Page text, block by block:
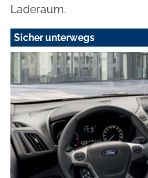
Laderaum.
Sicher unterwegs